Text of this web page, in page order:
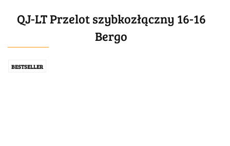
QJ-LT Przelot szybkozłączny 16-16
Bergo
BESTSELLER